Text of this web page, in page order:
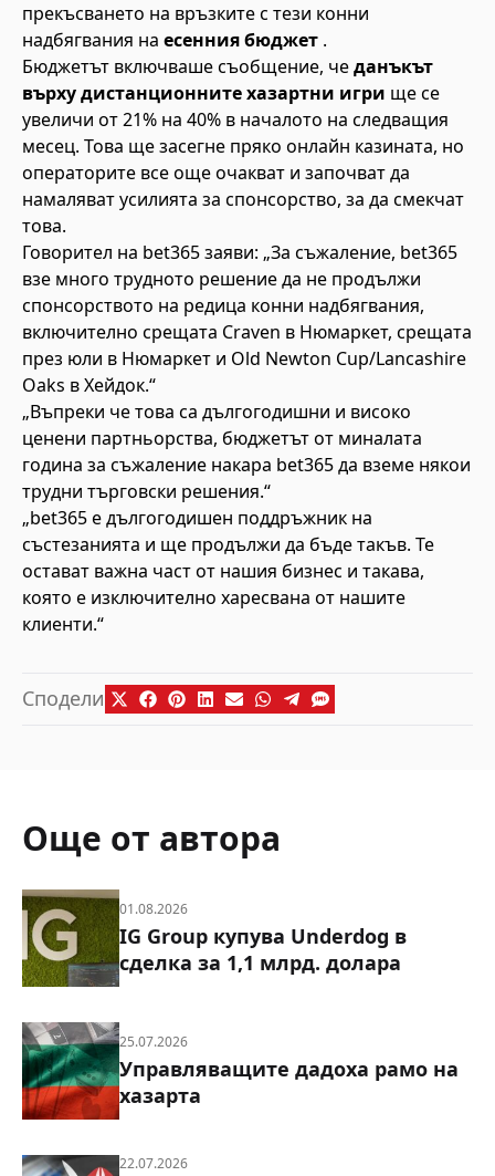
прекъсването на връзките с тези конни
надбягвания на есенния бюджет .
Бюджетът включваше съобщение, чеданъкът
върху дистанционните хазартни игри ще се
увеличи от 21% на 40% в началото на следващия
месец. Това ще засегне пряко онлайн казината, но
операторите все още очакват и започват да
намаляват усилията за спонсорство, за да смекчат
това.
Говорител на bet365 заяви: „За съжаление, bet365
взе много трудното решение да не продължи
спонсорството на редица конни надбягвания,
включително срещата Craven в Нюмаркет, срещата
през юли в Нюмаркет и Old Newton Cup/Lancashire
Oaks в Хейдок.“
„Въпреки че това са дългогодишни и високо
ценени партньорства, бюджетът от миналата
година за съжаление накара bet365 да вземе някои
трудни търговски решения.“
„bet365 е дългогодишен поддръжник на
състезанията и ще продължи да бъде такъв. Те
остават важна част от нашия бизнес и такава,
която е изключително харесвана от нашите
клиенти.“
Сподели
Още от автора
01.08.2026
IG Group купува Underdog в
сделка за 1,1 млрд. долара
25.07.2026
Управляващите дадоха рамо на
хазарта
22.07.2026